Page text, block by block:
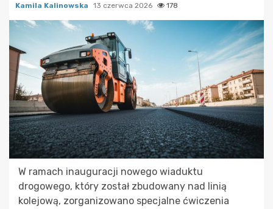
Kamila Kalinowska 13 czerwca 2026 178
W ramach inauguracji nowego wiaduktu
drogowego, który został zbudowany nad linią
kolejową, zorganizowano specjalne ćwiczenia